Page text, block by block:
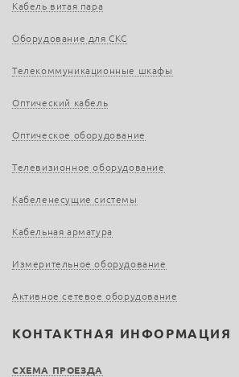
Кабель витая пара
Оборудование для СКС
Телекоммуникационные шкафы
Оптический кабель
Оптическое оборудование
Телевизионное оборудование
Кабеленесущие системы
Кабельная арматура
Измерительное оборудование
Активное сетевое оборудование
КОНТАКТНАЯ ИНФОРМАЦИЯ
СХЕМА ПРОЕЗДА